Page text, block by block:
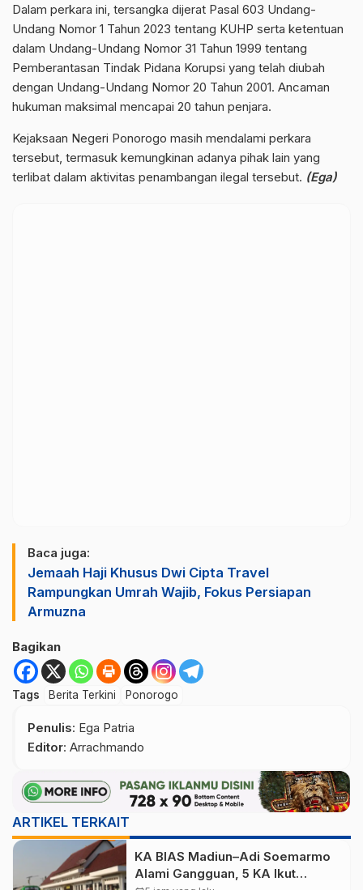
Dalam perkara ini, tersangka dijerat Pasal 603 Undang-
Undang Nomor 1 Tahun 2023 tentang KUHP serta ketentuan
dalam Undang-Undang Nomor 31 Tahun 1999 tentang
Pemberantasan Tindak Pidana Korupsi yang telah diubah
dengan Undang-Undang Nomor 20 Tahun 2001. Ancaman
hukuman maksimal mencapai 20 tahun penjara.
Kejaksaan Negeri Ponorogo masih mendalami perkara
tersebut, termasuk kemungkinan adanya pihak lain yang
terlibat dalam aktivitas penambangan ilegal tersebut. (Ega)
Baca juga:
Jemaah Haji Khusus Dwi Cipta Travel
Rampungkan Umrah Wajib, Fokus Persiapan
Armuzna
Bagikan
Tags Berita Terkini Ponorogo
Penulis: Ega Patria
Editor: Arrachmando
ARTIKEL TERKAIT
KA BIAS Madiun–Adi Soemarmo
Alami Gangguan, 5 KA Ikut